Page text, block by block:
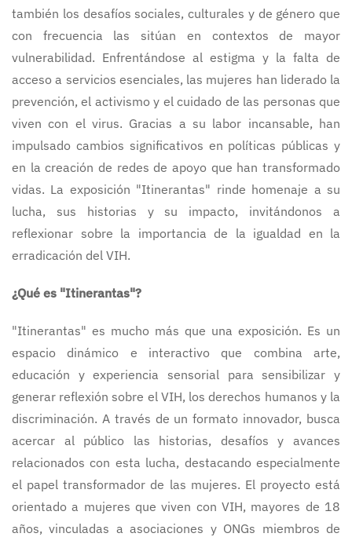
también los desafíos sociales, culturales y de género que
con frecuencia las sitúan en contextos de mayor
vulnerabilidad. Enfrentándose al estigma y la falta de
acceso a servicios esenciales, las mujeres han liderado la
prevención, el activismo y el cuidado de las personas que
viven con el virus. Gracias a su labor incansable, han
impulsado cambios significativos en políticas públicas y
en la creación de redes de apoyo que han transformado
vidas. La exposición "Itinerantas" rinde homenaje a su
lucha, sus historias y su impacto, invitándonos a
reflexionar sobre la importancia de la igualdad en la
erradicación del VIH.
¿Qué es "Itinerantas"?
"Itinerantas" es mucho más que una exposición. Es un
espacio dinámico e interactivo que combina arte,
educación y experiencia sensorial para sensibilizar y
generar reflexión sobre el VIH, los derechos humanos y la
discriminación. A través de un formato innovador, busca
acercar al público las historias, desafíos y avances
relacionados con esta lucha, destacando especialmente
el papel transformador de las mujeres. El proyecto está
orientado a mujeres que viven con VIH, mayores de 18
años, vinculadas a asociaciones y ONGs miembros de